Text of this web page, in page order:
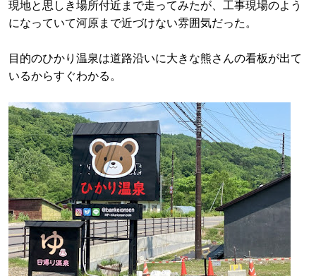
現地と思しき場所付近まで走ってみたが、工事現場のよう
になっていて河原まで近づけない雰囲気だった。
目的のひかり温泉は道路沿いに大きな熊さんの看板が出て
いるからすぐわかる。